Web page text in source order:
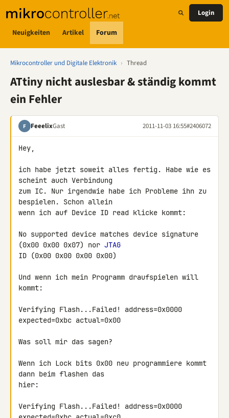
Neuigkeiten Artikel Forum
Login
Mikrocontroller und Digitale Elektronik › Thread
ATtiny nicht auslesbar & ständig kommt
ein Fehler
F FeeelixGast 2011-11-03 16:55#2406072
Hey,
ich habe jetzt soweit alles fertig. Habe wie es
scheint auch Verbindung
zum IC. Nur irgendwie habe ich Probleme ihn zu
bespielen. Schon allein
wenn ich auf Device ID read klicke kommt:
No supported device matches device signature
(0x00 0x00 0x07) nor JTAG
ID (0x00 0x00 0x00 0x00)
Und wenn ich mein Programm draufspielen will
kommt:
Verifying Flash...Failed! address=0x0000
expected=0xbc actual=0x00
Was soll mir das sagen?
Wenn ich Lock bits 0x00 neu programmiere kommt
dann beim flashen das
hier:
Verifying Flash...Failed! address=0x0000